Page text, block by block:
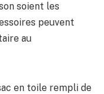
soient les
peuvent
au
en toile rempli de